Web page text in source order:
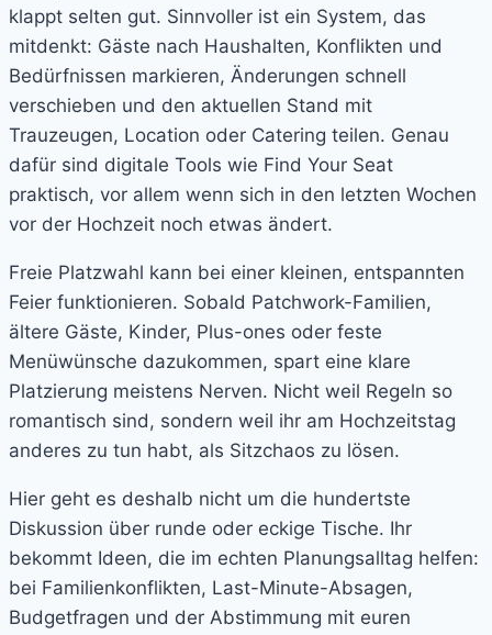
klappt selten gut. Sinnvoller ist ein System, das
mitdenkt: Gäste nach Haushalten, Konflikten und
Bedürfnissen markieren, Änderungen schnell
verschieben und den aktuellen Stand mit
Trauzeugen, Location oder Catering teilen. Genau
dafür sind digitale Tools wie Find Your Seat
praktisch, vor allem wenn sich in den letzten Wochen
vor der Hochzeit noch etwas ändert.
Freie Platzwahl kann bei einer kleinen, entspannten
Feier funktionieren. Sobald Patchwork-Familien,
ältere Gäste, Kinder, Plus-ones oder feste
Menüwünsche dazukommen, spart eine klare
Platzierung meistens Nerven. Nicht weil Regeln so
romantisch sind, sondern weil ihr am Hochzeitstag
anderes zu tun habt, als Sitzchaos zu lösen.
Hier geht es deshalb nicht um die hundertste
Diskussion über runde oder eckige Tische. Ihr
bekommt Ideen, die im echten Planungsalltag helfen:
bei Familienkonflikten, Last-Minute-Absagen,
Budgetfragen und der Abstimmung mit euren